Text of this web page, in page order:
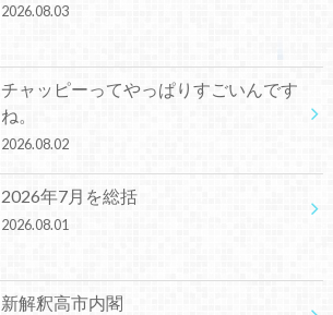
2026.08.03
チャッピーってやっぱりすごいんです
ね。
2026.08.02
2026年7月を総括
2026.08.01
新解釈高市内閣